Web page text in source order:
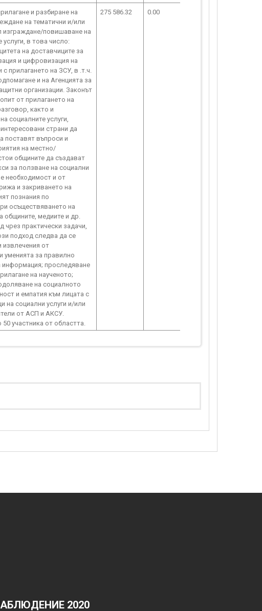
и разбиране на
на тематични и/или
изграждане/повишаване на
в това число:
на доставчиците за
и цифровизация на
с прилагането на ЗСУ, в .т.ч.
и на Агенцията за
организации. Законът
от прилагането на
както и
социалните услуги,
страни да
поставят въпроси и
на местно/
общините да създават
за ползване на социални
необходимост и от
и закриването на
познания по
осъществяването на
общините, медиите и др.
чрез практически задачи,
подход следва да се
извлечения от
уменията за правилно
информация; проследяване
на наученото;
на социалното
и емпатия към лицата с
на социални услуги и/или
от АСП и АКСУ.
участника от областта.
275 586.32 0.00
2020